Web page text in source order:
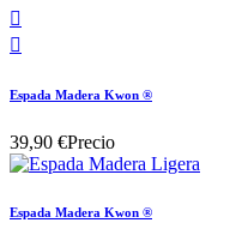


Espada Madera Kwon ®
39,90 €Precio
Espada Madera Kwon ®